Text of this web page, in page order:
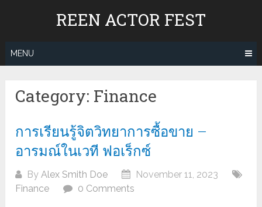
REEN ACTOR FEST
MENU
Category: Finance
การเรียนรู้จิตวิทยาการซื้อขาย –
อารมณ์ในเวที ฟอเร็กซ์
ByAlex Smith Doe
November 11, 2023
Finance
0 Comments